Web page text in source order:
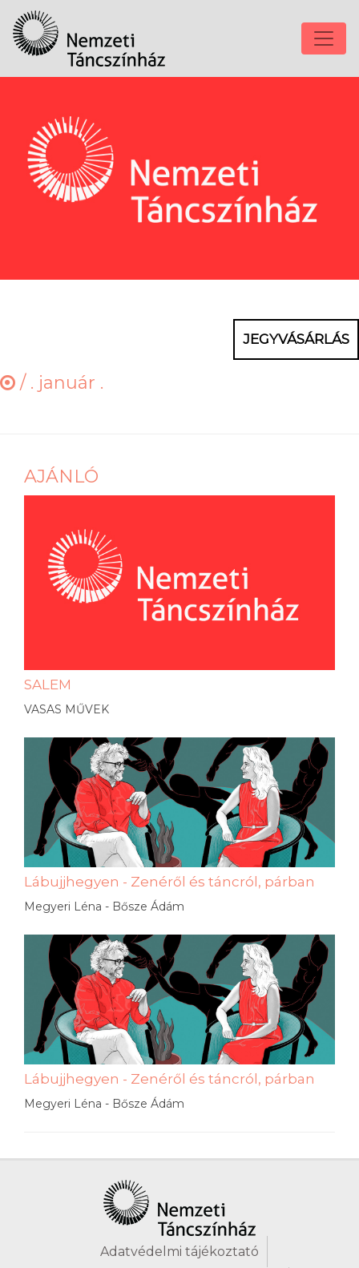
JEGYVÁSÁRLÁS
/ . január .
AJÁNLÓ
SALEM
VASAS MŰVEK
Lábujjhegyen - Zenéről és táncról, párban
Megyeri Léna - Bősze Ádám
Lábujjhegyen - Zenéről és táncról, párban
Megyeri Léna - Bősze Ádám
Adatvédelmi tájékoztató